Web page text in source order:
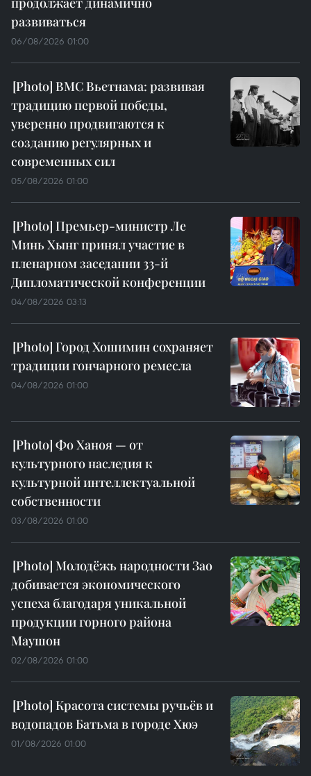
развиваться
06/08/2026 01:00
ВМС Вьетнама: развивая
традицию первой победы,
уверенно продвигаются к
созданию регулярных и
современных сил
05/08/2026 01:00
Премьер-министр Ле
Минь Хынг принял участие в
пленарном заседании 33-й
Дипломатической конференции
04/08/2026 03:13
Город Хошимин сохраняет
традиции гончарного ремесла
04/08/2026 01:00
Фо Ханоя — от
культурного наследия к
культурной интеллектуальной
собственности
03/08/2026 01:00
Молодёжь народности Зао
добивается экономического
успеха благодаря уникальной
продукции горного района
Маушон
02/08/2026 01:00
Красота системы ручьёв и
водопадов Батьма в городе Хюэ
01/08/2026 01:00